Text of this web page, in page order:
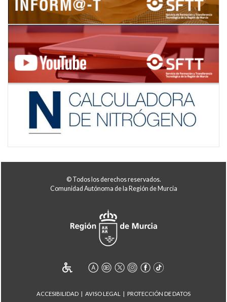
© Todos los derechos reservados.
Comunidad Autónoma de la Región de Murcia
ACCESIBILIDAD AVISO LEGAL PROTECCIÓN DE DATOS